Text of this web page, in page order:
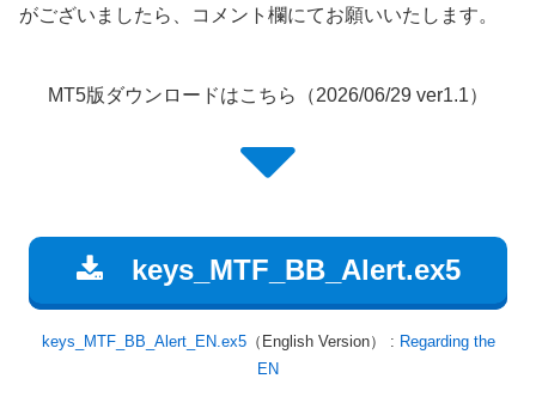
がございましたら、コメント欄にてお願いいたします。
MT5版ダウンロードはこちら（2026/06/29 ver1.1）
keys_MTF_BB_Alert.ex5
keys_MTF_BB_Alert_EN.ex5（English Version） : Regarding the
EN